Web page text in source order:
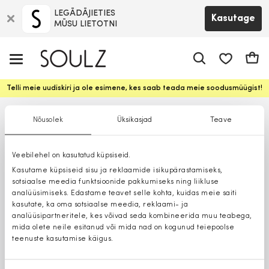
Nõusolek Üksikasjad Teave
Veebilehel on kasutatud küpsiseid.
Kasutame küpsiseid sisu ja reklaamide isikupärastamiseks,
sotsiaalse meedia funktsioonide pakkumiseks ning liikluse
analüüsimiseks. Edastame teavet selle kohta, kuidas meie saiti
kasutate, ka oma sotsiaalse meedia, reklaami- ja
analüüsipartneritele, kes võivad seda kombineerida muu teabega,
mida olete neile esitanud või mida nad on kogunud teiepoolse
teenuste kasutamise käigus.
LEGĀDĀJIETIES
MŪSU LIETOTNI
Kasutage
Telli meie uudiskiri ja ole esimene, kes saab teada meie soodusmüügist!